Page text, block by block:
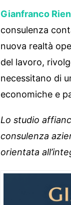
Gianfranco
consulenza
nuova realtà
del lavoro,
necessitano di
economiche e
Lo studio
consulenza
orientata